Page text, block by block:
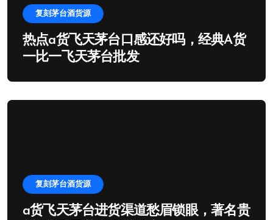
复刻茅台酒货源
热点a货飞天茅台口感还好吗，经典A货
一比一飞天茅台批发
复刻茅台酒货源
a货飞天茅台进货渠道愁眉锁眼，著名贵